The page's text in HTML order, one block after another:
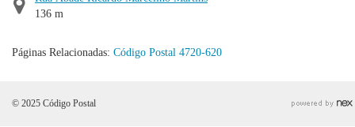
136 m
Páginas Relacionadas: Código Postal 4720-620
© 2025 Código Postal